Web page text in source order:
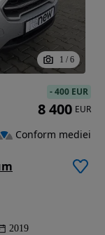
1 / 6
2019
-400 EUR
8 400 EUR
Conform mediei